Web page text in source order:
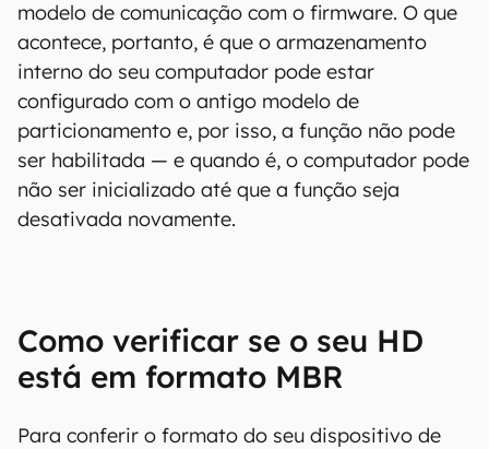
modelo de comunicação com o firmware. O que
acontece, portanto, é que o armazenamento
interno do seu computador pode estar
configurado com o antigo modelo de
particionamento e, por isso, a função não pode
ser habilitada — e quando é, o computador pode
não ser inicializado até que a função seja
desativada novamente.
Como verificar se o seu HD
está em formato MBR
Para conferir o formato do seu dispositivo de